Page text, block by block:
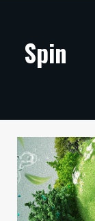
ARTIKKELIT
TECHBBS
TIETOA
HINTA.FI
KAUPPA
Spin